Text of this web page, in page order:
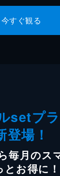
今すぐ観る
setプ
登場！
毎月のス
とお得に！